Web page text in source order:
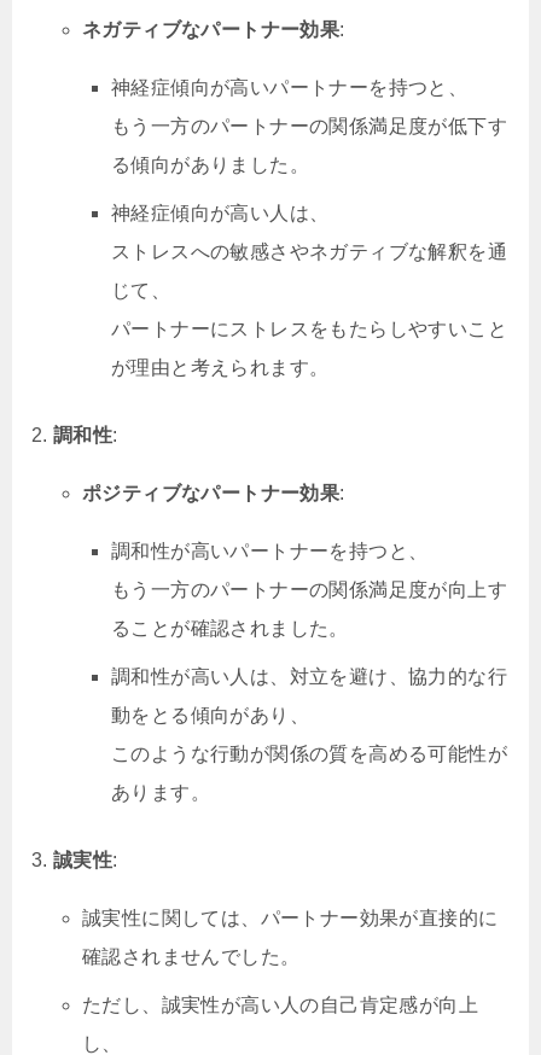
ネガティブなパートナー効果:
神経症傾向が高いパートナーを持つと、
もう一方のパートナーの関係満足度が低下す
る傾向がありました。
神経症傾向が高い人は、
ストレスへの敏感さやネガティブな解釈を通
じて、
パートナーにストレスをもたらしやすいこと
が理由と考えられます。
調和性:
ポジティブなパートナー効果:
調和性が高いパートナーを持つと、
もう一方のパートナーの関係満足度が向上す
ることが確認されました。
調和性が高い人は、対立を避け、協力的な行
動をとる傾向があり、
このような行動が関係の質を高める可能性が
あります。
誠実性:
誠実性に関しては、パートナー効果が直接的に
確認されませんでした。
ただし、誠実性が高い人の自己肯定感が向上
し、